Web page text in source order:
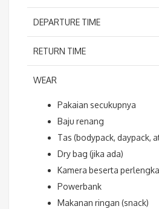
DEPARTURE TIME
RETURN TIME
WEAR
Pakaian secukupnya
Baju renang
Tas (bodypack, daypack,
Dry bag (jika ada)
Kamera beserta
Powerbank
Makanan ringan (snack)